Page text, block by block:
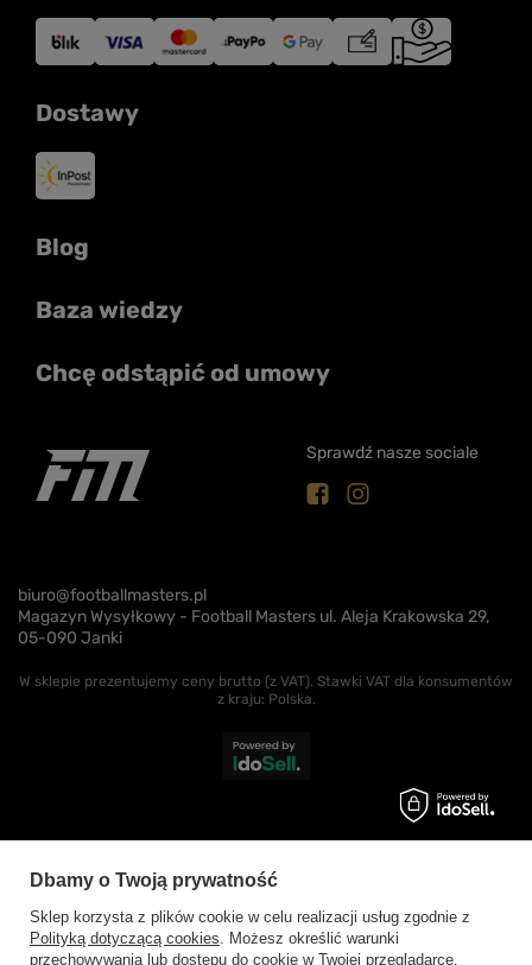
Sprawdź nasze sociale
Dostawy
Blog
Baza wiedzy
Chcę odstąpić od umowy
biuro@footballmasters.pl
Magazyn Wysyłkowy - Football Masters ul. Aleja Krakowska 29,
05-090 Janki
W sklepie prezentujemy ceny brutto (z VAT). Stawki VAT dla konsumentów
z kraju: Polska.
Dbamy o Twoją prywatność
Sklep korzysta z plików cookie w celu realizacji usług zgodnie z
Polityką dotyczącą cookies. Możesz określić warunki
przechowywania lub dostępu do cookie w Twojej przeglądarce.